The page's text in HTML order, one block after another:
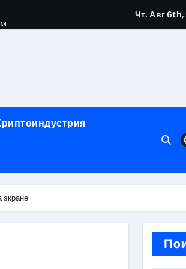
мероприятий и
Чт. Авг 6th,